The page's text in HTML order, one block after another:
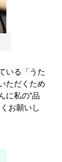
いる「うた
ただくため
に私の“品
お願いし